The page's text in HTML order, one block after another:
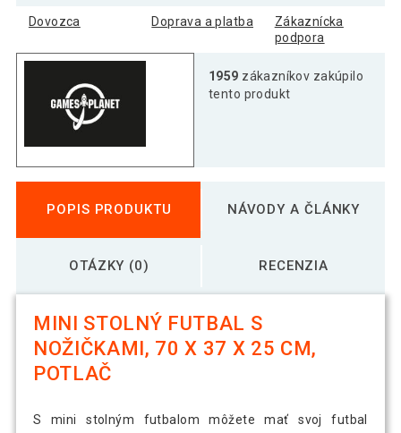
Dovozca Doprava a platba
Zákaznícka
podpora
1959 zákazníkov zakúpilo
tento produkt
POPIS PRODUKTU NÁVODY A ČLÁNKY
OTÁZKY (0) RECENZIA
MINI STOLNÝ FUTBAL S
NOŽIČKAMI, 70 X 37 X 25 CM,
POTLAČ
S mini stolným futbalom môžete mať svoj futbal